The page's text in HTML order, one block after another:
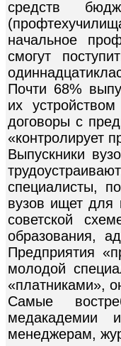
средств
начальное
смогут
Почти 68%
их
договоры с
«контролирует
Выпускники
специалисты,
вузов ищет для
советской
образования,
Предприятия
молодой
«платниками»,
Самые
медакадемии
менеджерам,